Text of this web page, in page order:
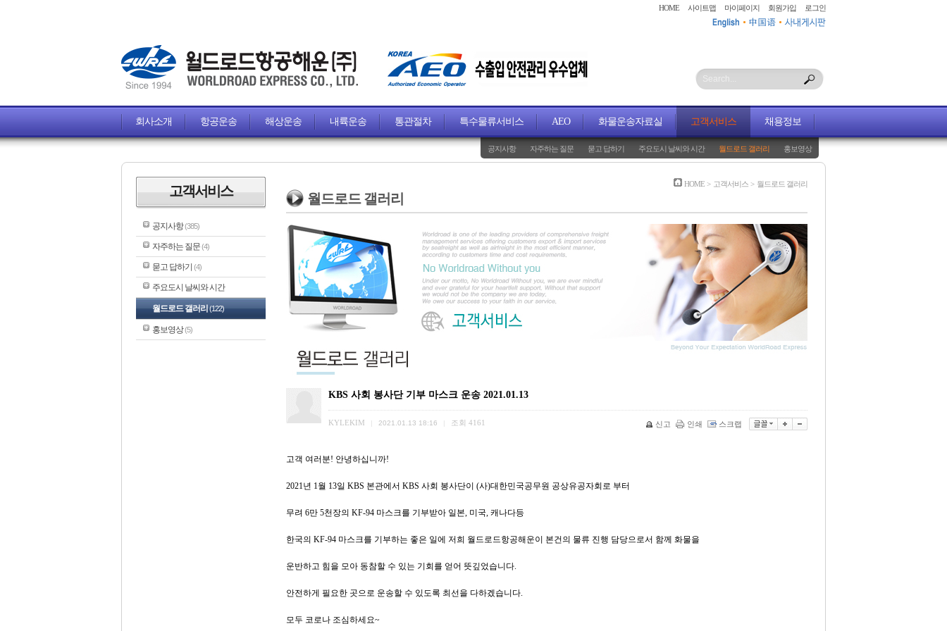
HOME 사이트맵 마이페이지 회원가입 로그인
Search...
회사소개 항공운송 해상운송 내륙운송 통관절차 특수물류서비스 AEO 화물운송자료실 고객서비스
공지사항 자주하는 질문 묻고 답하기 주요도시 날씨와 시간 월드로드 갤러리 홍보영상
채용정보
고객서비스
공지사항(385)
자주하는 질문(4)
묻고 답하기 (4)
주요도시 날씨와 시간
월드로드 갤러리(122)
홍보영상(5)
HOME > 고객서비스 > 월드로드 갤러리
월드로드 갤러리
KBS 사회 봉사단 기부 마스크 운송 2021.01.13
KYLEKIM 2021.01.13 18:16 조회 4161 신고 인쇄 스크랩
고객 여러분! 안녕하십니까!
2021년 1월 13일 KBS 본관에서 KBS 사회 봉사단이 (사)대한민국공무원 공상유공자회로 부터
무려 6만 5천장의 KF-94 마스크를 기부받아 일본, 미국, 캐나다등
한국의 KF-94 마스크를 기부하는 좋은 일에 저희 월드로드항공해운이 본건의 물류 진행 담당으로서 함께 화물을
운반하고 힘을 모아 동참할 수 있는 기회를 얻어 뜻깊었습니다.
안전하게 필요한 곳으로 운송할 수 있도록 최선을 다하겠습니다.
모두 코로나 조심하세요~